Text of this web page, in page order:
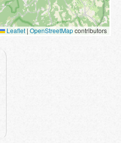
Leaflet | OpenStreetMapcontributors